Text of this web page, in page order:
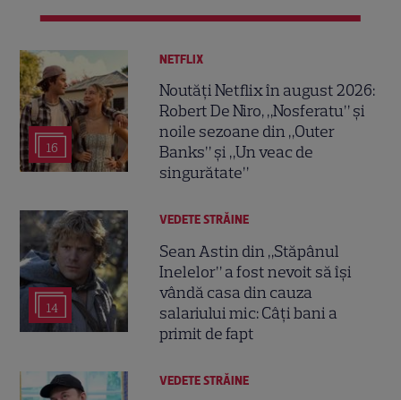
16
NETFLIX
Noutăți Netflix în august 2026:
Robert De Niro, „Nosferatu” și
noile sezoane din „Outer
Banks” și „Un veac de
singurătate”
14
VEDETE STRĂINE
Sean Astin din „Stăpânul
Inelelor” a fost nevoit să își
vândă casa din cauza
salariului mic: Câți bani a
primit de fapt
VEDETE STRĂINE